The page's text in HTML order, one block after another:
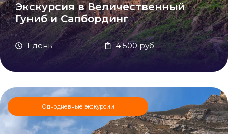
Экскурсия в Величественный
Гуниб и Сапбординг
1 день 4 500 руб.
Однодневные экскурсии